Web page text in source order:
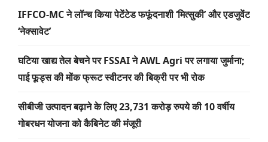
IFFCO-MC ने लॉन्च किया पेटेंटेड फफूंदनाशी ‘मित्सुकी’ और एडजुवेंट
‘नेक्सावेट’
घटिया खाद्य तेल बेचने पर FSSAI ने AWL Agri पर लगाया जुर्माना;
पाई फूड्स की मोंक फ्रूट स्वीटनर की बिक्री पर भी रोक
सीबीजी उत्पादन बढ़ाने के लिए 23,731 करोड़ रुपये की 10 वर्षीय
गोबरधन योजना को कैबिनेट की मंजूरी